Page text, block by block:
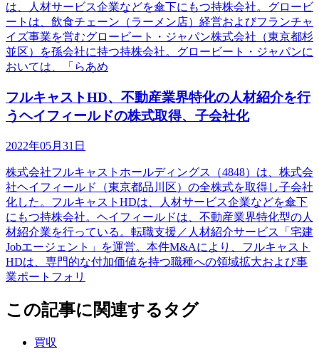
は、人材サービス企業などを傘下にもつ持株会社。グロービ
ートは、飲食チェーン（ラーメン店）経営およびフランチャ
イズ事業を営むグロービート・ジャパン株式会社（東京都杉
並区）を孫会社に持つ持株会社。グロービート・ジャパンに
おいては、「らあめ
フルキャストHD、不動産業界特化の人材紹介を行
うヘイフィールドの株式取得、子会社化
2022年05月31日
株式会社フルキャストホールディングス（4848）は、株式会
社ヘイフィールド（東京都品川区）の全株式を取得し子会社
化した。フルキャストHDは、人材サービス企業などを傘下
にもつ持株会社。ヘイフィールドは、不動産業界特化型の人
材紹介業を行っている。転職支援／人材紹介サービス「宅建
Jobエージェント」を運営。本件M&Aにより、フルキャスト
HDは、専門的な付加価値を持つ職種への領域拡大および事
業ポートフォリ
この記事に関連するタグ
買収